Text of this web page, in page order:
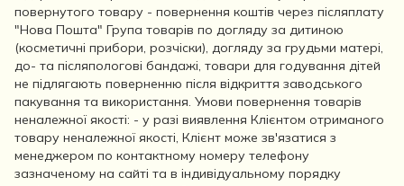
повернутого товару - повернення коштів через післяплату
"Нова Пошта" Група товарів по догляду за дитиною
(косметичні прибори, розчіски), догляду за грудьми матері,
до- та післяпологові бандажі, товари для годування дітей
не підлягають поверненню після відкриття заводського
пакування та використання. Умови повернення товарів
неналежної якості: - у разі виявлення Клієнтом отриманого
товару неналежної якості, Клієнт може зв'язатися з
менеджером по контактному номеру телефону
зазначеному на сайті та в індивідуальному порядку